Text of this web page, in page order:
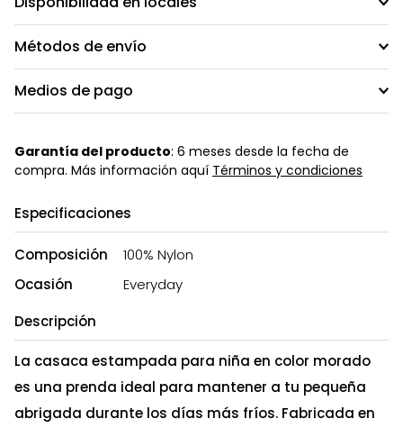
Métodos de envío
Medios de pago
Garantía del producto: 6 meses desde la fecha de
compra. Más información aquí Términos y condiciones
Especificaciones
Composición
100% Nylon
Ocasión
Everyday
Descripción
La casaca estampada para niña en color morado
es una prenda ideal para mantener a tu pequeña
abrigada durante los días más fríos. Fabricada en